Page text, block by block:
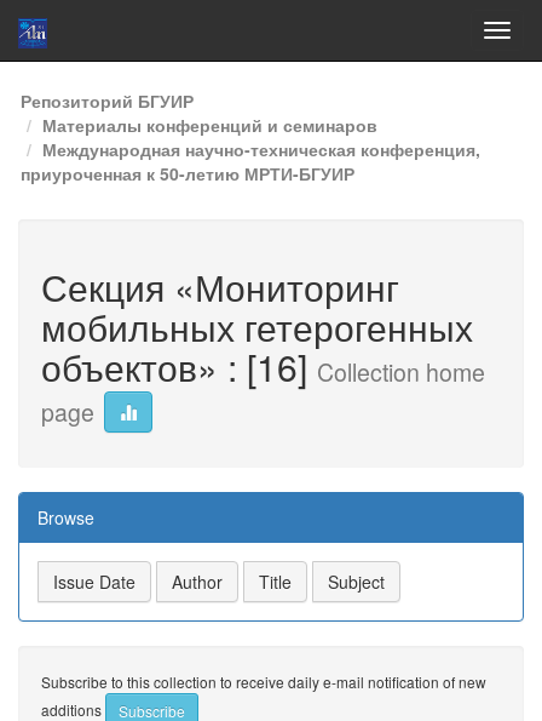
Skip
navigation
Репозиторий БГУИР
Материалы конференций и семинаров
Международная научно-техническая конференция,
приуроченная к 50-летию МРТИ-БГУИР
Секция «Мониторинг
мобильных гетерогенных
объектов» : [16]Collection home
page
Browse
Subscribe to this collection to receive daily e-mail notification of new
additions